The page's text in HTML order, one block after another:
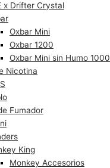
x Drifter Crystal
Oxbar Mini
Oxbar 1200
Oxbar Mini sin Humo 1000
Nicotina
Fumador
King
Monkey Accesorios